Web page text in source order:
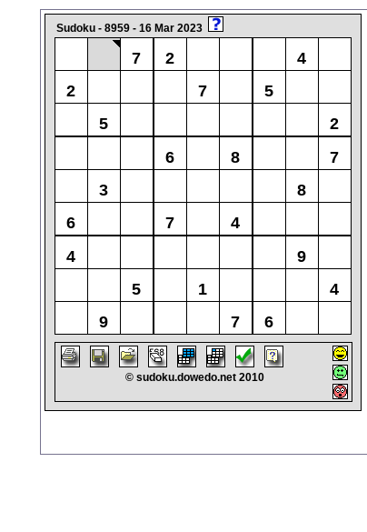
Sudoku - 8959 - 16 Mar 2023
7 2
4
2
7
5
5
2
6
8
7
3
8
6
7
4
4
9
5
1
4
9
7 6
© sudoku.dowedo.net 2010